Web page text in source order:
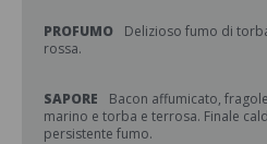
PROFUMO
Delizioso fumo di
rossa.
SAPORE
Bacon affumicato,
marino e torba e terrosa. Finale
persistente fumo.